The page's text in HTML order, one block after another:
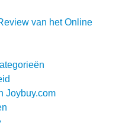
van het Online
Joybuy.com